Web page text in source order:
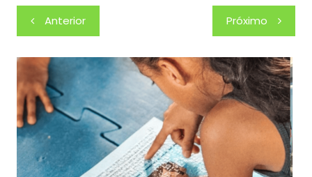
c
e
b
o
o
k
s
s
e
n
g
er
at
s
A
p
p
dI
n
Navegação
de
Post
Anterior Próximo